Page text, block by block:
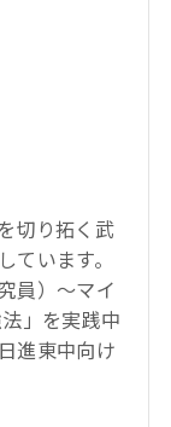
切り拓く武
います。
員）～マイ
」を実践中
進東中向け